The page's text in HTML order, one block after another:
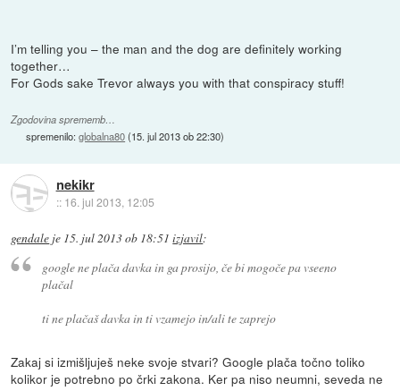
I’m telling you – the man and the dog are definitely working
together…
For Gods sake Trevor always you with that conspiracy stuff!
Zgodovina sprememb…
spremenilo:globalna80(15. jul 2013 ob 22:30)
nekikr
:: 16. jul 2013, 12:05
gendale je 15. jul 2013 ob 18:51 izjavil:
google ne plača davka in ga prosijo, če bi mogoče pa vseeno
plačal
ti ne plačaš davka in ti vzamejo in/ali te zaprejo
Zakaj si izmišljuješ neke svoje stvari? Google plača točno toliko
kolikor je potrebno po črki zakona. Ker pa niso neumni, seveda ne